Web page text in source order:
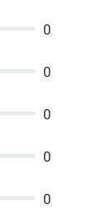
0
0
0
0
0